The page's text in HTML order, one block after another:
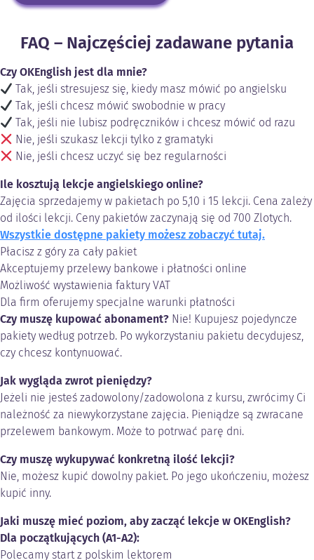
FAQ – Najczęściej zadawane pytania
Czy OKEnglish jest dla mnie?
Tak, jeśli stresujesz się, kiedy masz mówić po angielsku
Tak, jeśli chcesz mówić swobodnie w pracy
Tak, jeśli nie lubisz podręczników i chcesz mówić od razu
Nie, jeśli szukasz lekcji tylko z gramatyki
Nie, jeśli chcesz uczyć się bez regularności
Ile kosztują lekcje angielskiego online?
Zajęcia sprzedajemy w pakietach po 5,10 i 15 lekcji. Cena zależy
od ilości lekcji. Ceny pakietów zaczynają się od 700 Zlotych.
Wszystkie dostępne pakiety możesz zobaczyć tutaj.
Płacisz z góry za cały pakiet
Akceptujemy przelewy bankowe i płatności online
Możliwość wystawienia faktury VAT
Dla firm oferujemy specjalne warunki płatności
Czy muszę kupować abonament? Nie! Kupujesz pojedyncze
pakiety według potrzeb. Po wykorzystaniu pakietu decydujesz,
czy chcesz kontynuować.
Jak wygląda zwrot pieniędzy?
Jeżeli nie jesteś zadowolony/zadowolona z kursu, zwrócimy Ci
należność za niewykorzystane zajęcia. Pieniądze są zwracane
przelewem bankowym. Może to potrwać parę dni.
Czy muszę wykupywać konkretną ilość lekcji?
Nie, możesz kupić dowolny pakiet. Po jego ukończeniu, możesz
kupić inny.
Jaki muszę mieć poziom, aby zacząć lekcje w OKEnglish?
Dla początkujących (A1-A2):
Polecamy start z polskim lektorem